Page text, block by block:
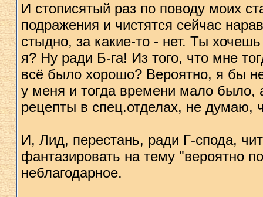
И стописятый раз по поводу моих
подражения и чистятся сейчас
стыдно, за какие-то - нет. Ты
я? Ну ради Б-га! Из того, что мне
всё было хорошо? Вероятно, я бы
у меня и тогда времени мало
рецепты в спец.отделах, не думаю,
И, Лид, перестань, ради Г-спода,
фантазировать на тему "вероятно
неблагодарное.